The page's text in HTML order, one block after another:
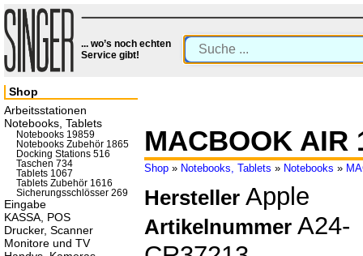
... wo’s noch echten
Service gibt!
MACBOOK AIR
Shop » Notebooks, Tablets » Notebooks »
Hersteller Apple
Artikelnummer A24-
Shop
Arbeitsstationen
Notebooks, Tablets
Notebooks 19859
Notebooks Zubehör 1865
Docking Stations 516
Taschen 734
Tablets 1067
Tablets Zubehör 1616
Sicherungsschlösser 269
Eingabe
KASSA, POS
Drucker, Scanner
Monitore und TV